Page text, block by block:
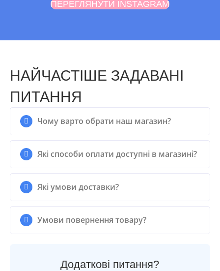
ПЕРЕГЛЯНУТИ INSTAGRAM
НАЙЧАСТІШЕ ЗАДАВАНІ
ПИТАННЯ
Чому варто обрати наш магазин?
Які способи оплати доступні в магазині?
Які умови доставки?
Умови повернення товару?
Додаткові питання?